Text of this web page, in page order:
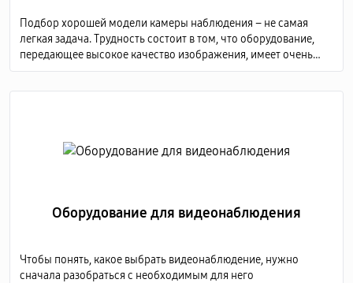
Подбор хорошей модели камеры наблюдения – не самая
легкая задача. Трудность состоит в том, что оборудование,
передающее высокое качество изображения, имеет очень
высокую стоимость, а дешевые модели не способны
Оборудование для видеонаблюдения
Чтобы понять, какое выбрать видеонаблюдение, нужно
сначала разобраться с необходимым для него